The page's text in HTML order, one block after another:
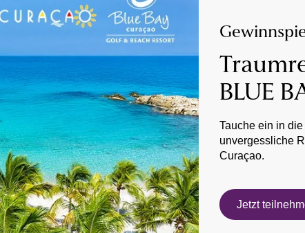
BLUE
Tauche ein in
unvergessliche
Curaçao.
Jetzt